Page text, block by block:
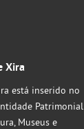
Xira
está inserido no
Patrimonial
Museus e